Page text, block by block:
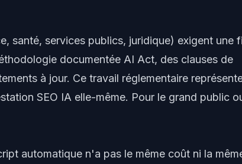
santé, services publics, juridique) exigent une
documentée AI Act, des clauses de
à jour. Ce travail réglementaire
SEO IA elle-même. Pour le grand public
automatique n'a pas le même coût ni la